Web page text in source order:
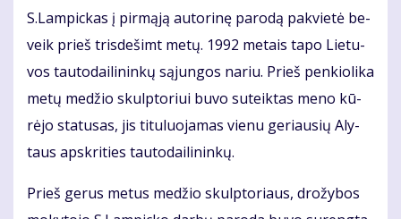
S.Lam­pic­kas į pir­mą­ją au­to­ri­nę pa­ro­dą pa­kvie­tė be­
veik prieš tris­de­šimt me­tų. 1992 me­tais ta­po Lie­tu­
vos tau­to­dai­li­nin­kų są­jun­gos na­riu. Prieš pen­kio­li­ka
me­tų me­džio skulp­to­riui bu­vo su­teik­tas me­no kū­
rė­jo sta­tu­sas, jis ti­tu­luo­ja­mas vie­nu ge­riau­sių Aly­
taus ap­skri­ties tau­to­dai­li­nin­kų.
Prieš ge­rus me­tus me­džio skulp­to­riaus, dro­žy­bos